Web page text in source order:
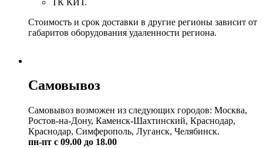
Стоимость и срок доставки в другие регионы зависит от
габаритов оборудования удаленности региона.
Самовывоз
Самовывоз возможен из следующих городов: Москва,
Ростов-на-Дону, Каменск-Шахтинский, Краснодар,
Краснодар, Симферополь, Луганск, Челябинск.
пн-пт с 09.00 до 18.00